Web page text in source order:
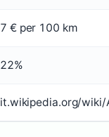
7 € per 100 km
22%
it.wikipedia.org/wiki/